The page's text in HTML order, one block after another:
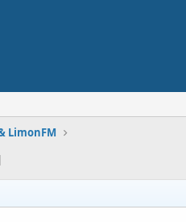
LimonFM